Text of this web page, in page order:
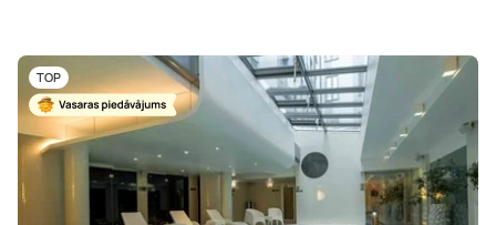
TOP